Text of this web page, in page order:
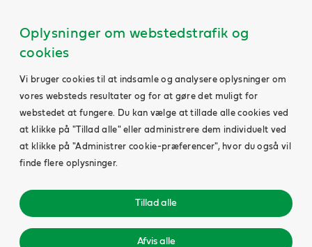
Oplysninger om webstedstrafik og
cookies
Vi bruger cookies til at indsamle og analysere oplysninger om
vores websteds resultater og for at gøre det muligt for
webstedet at fungere. Du kan vælge at tillade alle cookies ved
at klikke på "Tillad alle" eller administrere dem individuelt ved
at klikke på "Administrer cookie-præferencer", hvor du også vil
finde flere oplysninger.
Tillad alle
Afvis alle